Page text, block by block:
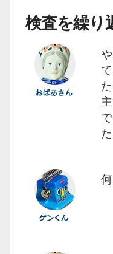
検査を繰り